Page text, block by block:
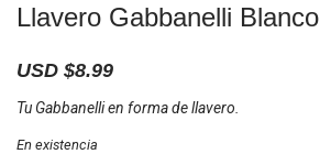
Llavero Gabbanelli Blanco
USD $8.99
Tu Gabbanelli en forma de llavero.
En existencia